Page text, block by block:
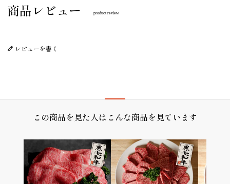
商品レビュー product review
レビューを書く
この商品を見た人はこんな商品を見ています